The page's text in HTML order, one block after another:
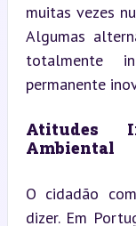
muitas vezes
Algumas
totalmente
permanente
Atitudes
Ambiental
O cidadão
dizer. Em